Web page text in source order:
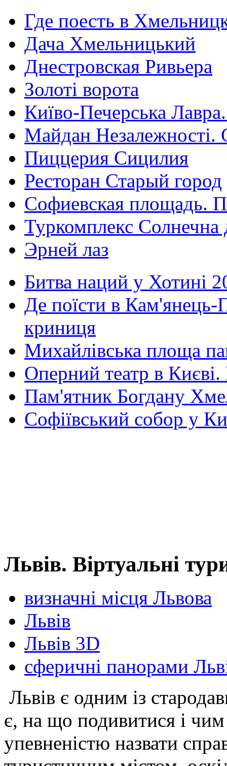
Где поесть в
Дача Хмельницький
Днестровская Ривьера
Золоті ворота
Київо-Печерська
Майдан Незалежності.
Пиццерия Сицилия
Ресторан Старый город
Софиевская площадь.
Туркомплекс Солнечна
Эрней лаз
Битва наций у Хотині
Де поїсти в Кам'янець-
криниця
Михайлівська площа
Оперний театр в
Пам'ятник Богдану
Софіївський собор у
Львів. Віртуальні
визначні місця Львова
Львів
Львів 3D
сферичні панорами
Львів є одним із
є, на що подивитися і
упевненістю назвати